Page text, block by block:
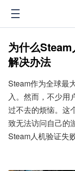
为什么
解决办法
Steam作为全球最
入。然而，不少用
过不去的烦恼。这
致无法访问自己的
Steam人机验证失